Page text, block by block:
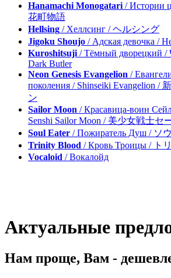
Hanamachi Monogatari / Истории
花町物語
Hellsing / Хеллсинг / ヘルシング
Jigoku Shoujo / Адская девочка /
Kuroshitsuji / Тёмный дворецкий /
Dark Butler
Neon Genesis Evangelion /
поколения / Shinseiki Evangelion /
ン
Sailor Moon / Красавица-воин
Senshi Sailor Moon / 美少女戦士セ
Soul Eater / Пожиратель Душ / ソ
Trinity Blood / Кровь Троицы / ト
Vocaloid / Вокалойд
Актуальные
Нам проще, Вам -